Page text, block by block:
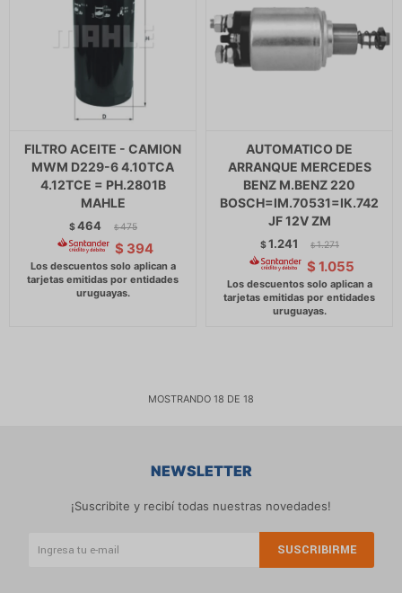
FILTRO ACEITE - CAMION
MWM D229-6 4.10TCA
4.12TCE = PH.2801B
MAHLE
$464 $ 475
$ 394
AUTOMATICO DE
ARRANQUE MERCEDES
BENZ M.BENZ 220
BOSCH=IM.70531=IK.742
JF 12V ZM
$1.241 $ 1.271
$ 1.055
MOSTRANDO 18 DE 18
NEWSLETTER
¡Suscribite y recibí todas nuestras novedades!
SUSCRIBIRME